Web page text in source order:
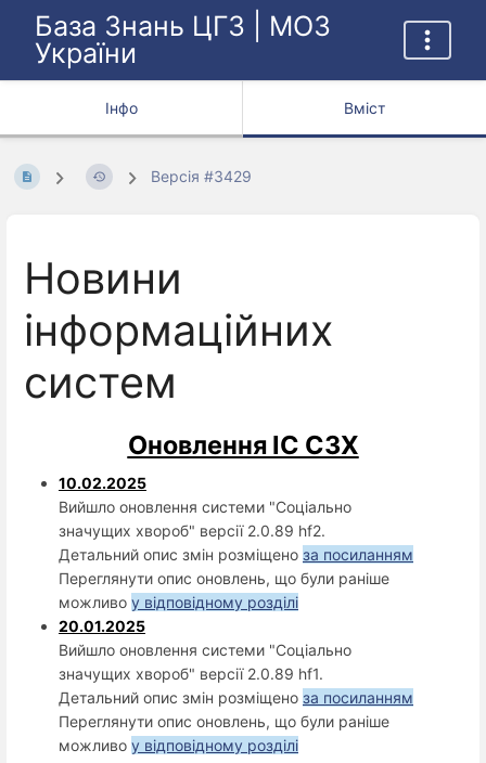
База Знань ЦГЗ | МОЗ
України
Інфо Вміст
Версія #3429
Новини
інформаційних
систем
Оновлення ІС СЗХ
10.02.2025
Вийшло оновлення системи "Соціально
значущих хвороб" версії 2.0.89 hf2.
Детальний опис змін розміщено за посиланням
Переглянути опис оновлень, що були раніше
можливо у відповідному розділі
20.01.2025
Вийшло оновлення системи "Соціально
значущих хвороб" версії 2.0.89 hf1.
Детальний опис змін розміщено за посиланням
Переглянути опис оновлень, що були раніше
можливо у відповідному розділі